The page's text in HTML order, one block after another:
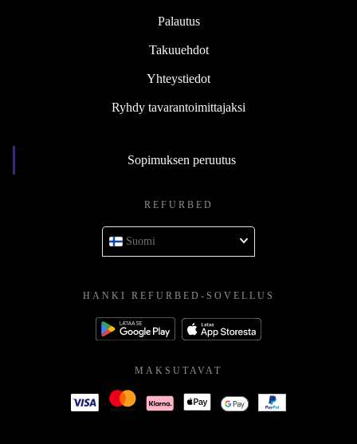
Palautus
Takuuehdot
Yhteystiedot
Ryhdy tavarantoimittajaksi
Sopimuksen peruutus
REFURBED
Suomi
HANKI REFURBED-SOVELLUS
MAKSUTAVAT